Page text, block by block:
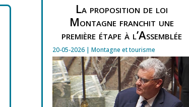
La proposition de loi
Montagne franchit une
première étape à l’Assemblée
20-05-2026| Montagne et tourisme